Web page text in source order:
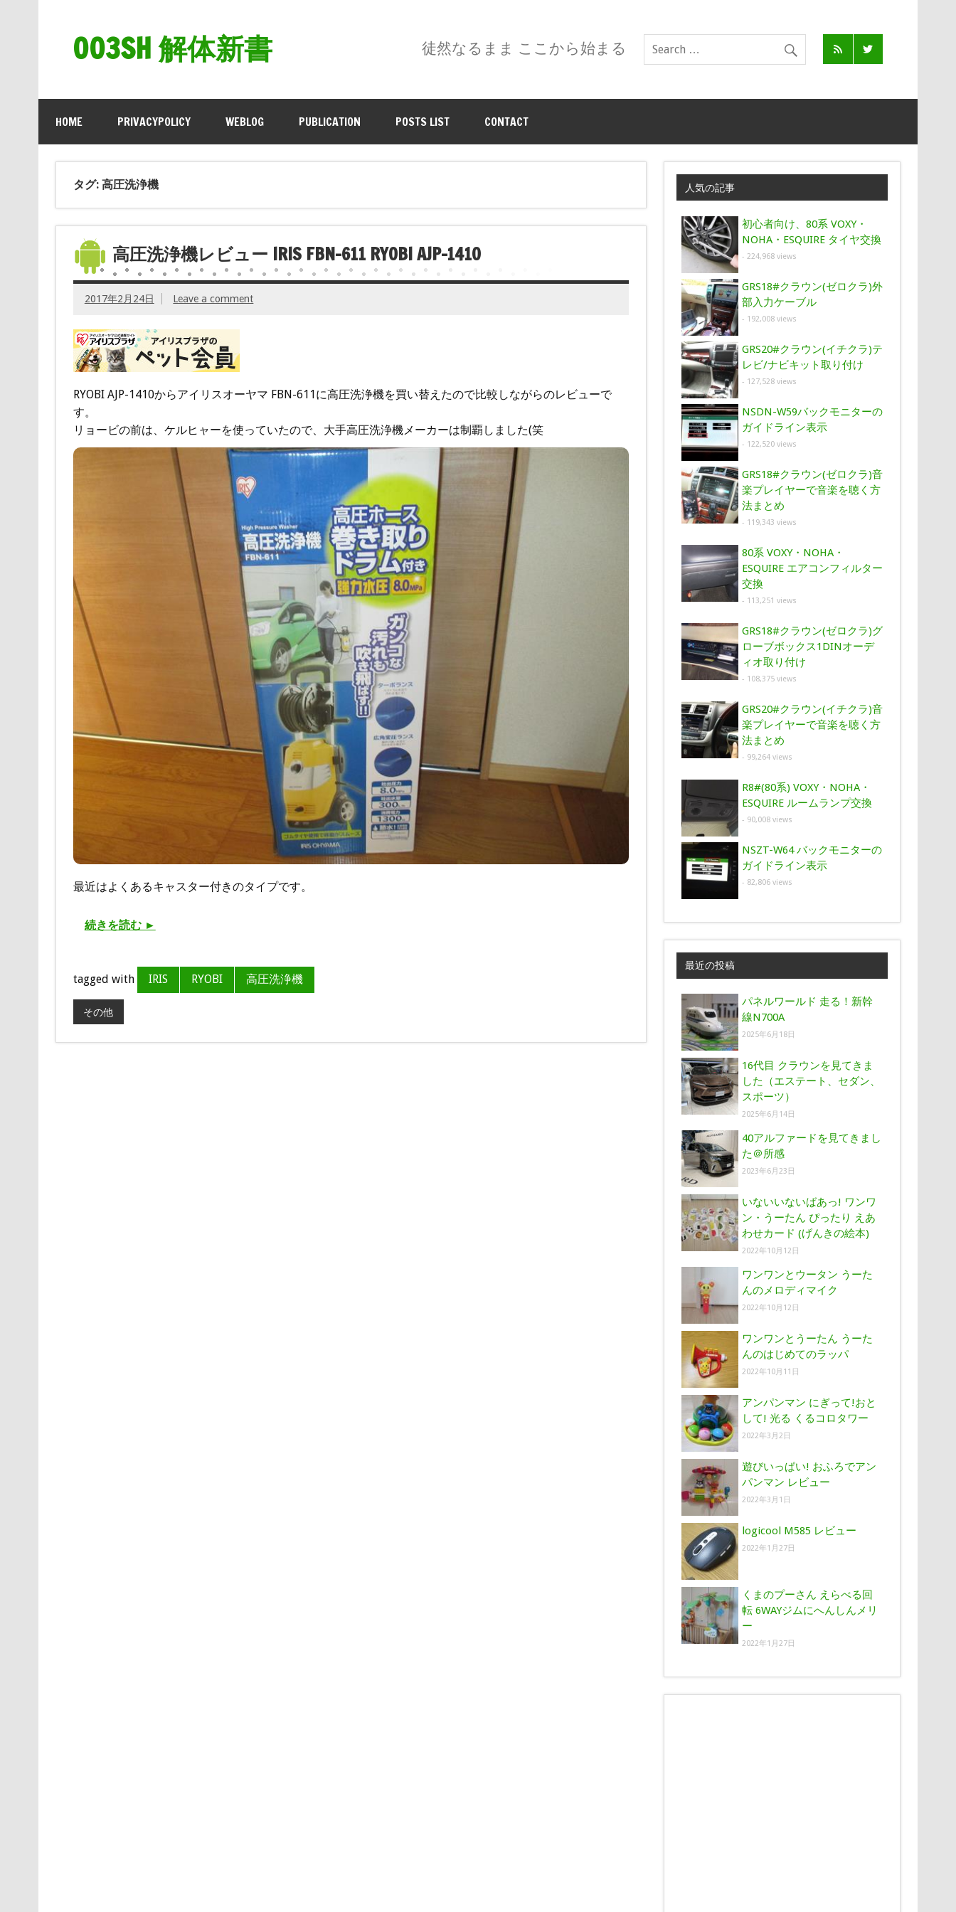
003SH 解体新書 徒然なるまま ここから始まる
HOME PRIVACYPOLICY WEBLOG PUBLICATION POSTS LIST CONTACT
タグ: 高圧洗浄機
高圧洗浄機レビュー IRIS FBN-611 RYOBI AJP-1410
2017年2月24日 Leave a comment
RYOBI AJP-1410からアイリスオーヤマ FBN-611に高圧洗浄機を買い替えたので比較しながらのレビューで
す。
リョービの前は、ケルヒャーを使っていたので、大手高圧洗浄機メーカーは制覇しました(笑
最近はよくあるキャスター付きのタイプです。
続きを読む ►
tagged with IRIS RYOBI 高圧洗浄機
その他
人気の記事
初心者向け、80系 VOXY・
NOHA・ESQUIRE タイヤ交換
- 224,968 views
GRS18#クラウン(ゼロクラ)外
部入力ケーブル
- 192,008 views
GRS20#クラウン(イチクラ)テ
レビ/ナビキット取り付け
- 127,528 views
NSDN-W59バックモニターの
ガイドライン表示
- 122,520 views
GRS18#クラウン(ゼロクラ)音
楽プレイヤーで音楽を聴く方
法まとめ
- 119,343 views
80系 VOXY・NOHA・
ESQUIRE エアコンフィルター
交換
- 113,251 views
GRS18#クラウン(ゼロクラ)グ
ローブボックス1DINオーデ
ィオ取り付け
- 108,375 views
GRS20#クラウン(イチクラ)音
楽プレイヤーで音楽を聴く方
法まとめ
- 99,264 views
R8#(80系) VOXY・NOHA・
ESQUIRE ルームランプ交換
- 90,008 views
NSZT-W64 バックモニターの
ガイドライン表示
- 82,806 views
最近の投稿
パネルワールド 走る！新幹
線N700A
2025年6月18日
16代目 クラウンを見てきま
した（エステート、セダン、
スポーツ）
2025年6月14日
40アルファードを見てきまし
た＠所感
2023年6月23日
いないいないばあっ! ワンワ
ン・うーたん ぴったり えあ
わせカード (げんきの絵本)
2022年10月12日
ワンワンとウータン うーた
んのメロディマイク
2022年10月12日
ワンワンとうーたん うーた
んのはじめてのラッパ
2022年10月11日
アンパンマン にぎって!おと
して! 光る くるコロタワー
2022年3月2日
遊びいっぱい! おふろでアン
パンマン レビュー
2022年3月1日
logicool M585 レビュー
2022年1月27日
くまのプーさん えらべる回
転 6WAYジムにへんしんメリ
ー
2022年1月27日